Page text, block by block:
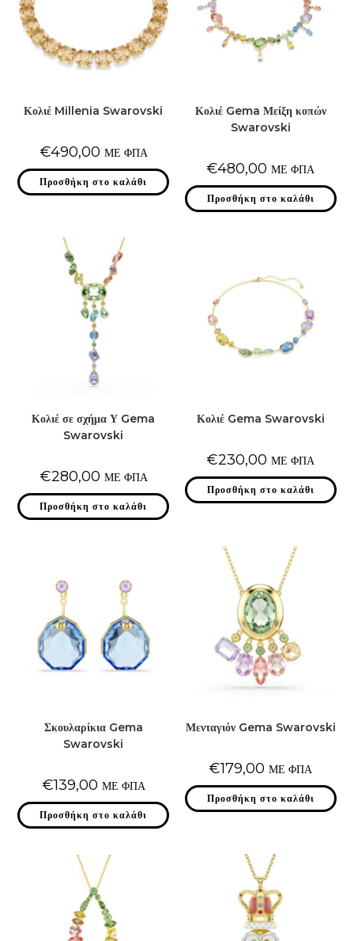
Κολιέ Millenia Swarovski
€490,00 ΜΕ ΦΠΑ
Προσθήκη στο καλάθι
Κολιέ Gema Μείξη κοπών
Swarovski
€480,00 ΜΕ ΦΠΑ
Προσθήκη στο καλάθι
Κολιέ σε σχήμα Υ Gema
Swarovski
€280,00 ΜΕ ΦΠΑ
Προσθήκη στο καλάθι
Κολιέ Gema Swarovski
€230,00 ΜΕ ΦΠΑ
Προσθήκη στο καλάθι
Σκουλαρίκια Gema
Swarovski
€139,00 ΜΕ ΦΠΑ
Προσθήκη στο καλάθι
Μενταγιόν Gema Swarovski
€179,00 ΜΕ ΦΠΑ
Προσθήκη στο καλάθι